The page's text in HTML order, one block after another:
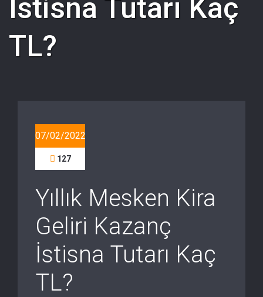
İstisna Tutarı Kaç
TL?
07/02/2022
127
Yıllık Mesken Kira
Geliri Kazanç
İstisna Tutarı Kaç
TL?